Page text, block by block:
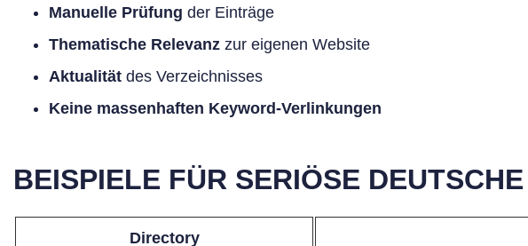
Manuelle Prüfung der Einträge
Thematische Relevanz zur eigenen Website
Aktualität des Verzeichnisses
Keine massenhaften Keyword-Verlinkungen
BEISPIELE FÜR SERIÖSE
Directory